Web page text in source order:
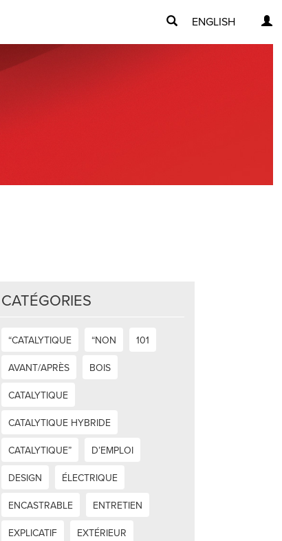
ENGLISH
CATÉGORIES
“CATALYTIQUE “NON
101
AVANT/APRÈS
BOIS
CATALYTIQUE
CATALYTIQUE HYBRIDE
CATALYTIQUE”
D’EMPLOI
DESIGN
ÉLECTRIQUE
ENCASTRABLE
ENTRETIEN
EXPLICATIF
EXTÉRIEUR